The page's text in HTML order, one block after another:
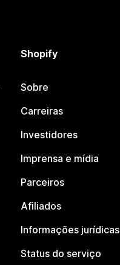
Shopify
Sobre
Carreiras
Investidores
Imprensa e mídia
Parceiros
Afiliados
Informações jurídicas
Status do serviço